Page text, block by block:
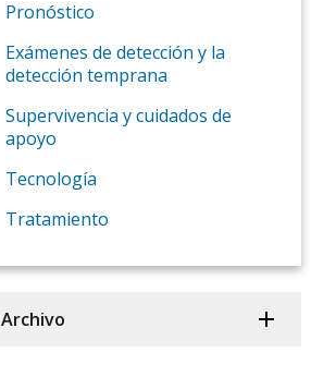
Pronóstico
Exámenes de detección y la
detección temprana
Supervivencia y cuidados de
apoyo
Tecnología
Tratamiento
Archivo